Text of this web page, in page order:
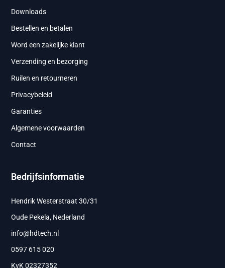
Downloads
Bestellen en betalen
Word een zakelijke klant
Verzending en bezorging
Ruilen en retourneren
Privacybeleid
Garanties
Algemene voorwaarden
Contact
Bedrijfsinformatie
Hendrik Westerstraat 30/31
Oude Pekela, Nederland
info@hdtech.nl
0597 615 020
KvK 02327352